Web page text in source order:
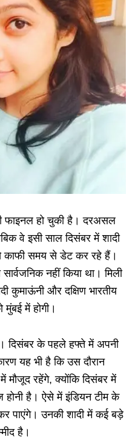
फाइनल हो चुकी है। दरअसल
वे इसी साल दिसंबर में शादी
काफी समय से डेट कर रहे हैं।
नहीं किया था। मिली
कुमाऊंनी और दक्षिण भारतीय
मुंबई में होगी।
दिसंबर के पहले हफ्ते में अपनी
यह भी है कि उस दौरान
मौजूद रहेंगे, क्योंकि दिसंबर में
होनी है। ऐसे में इंडियन टीम के
पाएंगे। उनकी शादी में कई बड़े
है।